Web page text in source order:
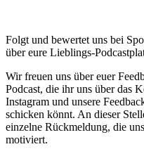
Folgt und bewertet uns bei
über eure Lieblings-
Wir freuen uns über euer
Podcast, die ihr uns über das
Instagram und unsere
schicken könnt. An dieser
einzelne Rückmeldung, die
motiviert.